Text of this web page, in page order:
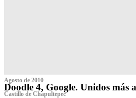
Agosto de 2010
Doodle 4, Google. Unidos más
Castillo de Chapultepec